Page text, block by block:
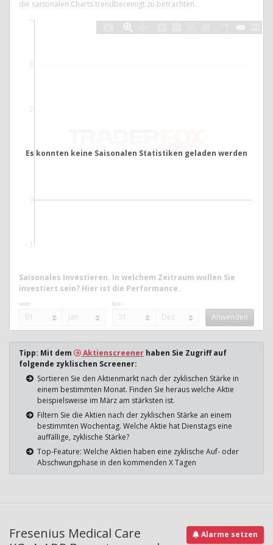
die saisonalen Charts trendbereinigt zu betrachten.
−1
0
1
2
3
4
Saisonales Investieren. In welchem Zeitraum wollen Sie
investiert sein? Hier ist die Performance.
von: bis:
Es konnten keine Saisonalen Statistiken geladen werden
Tipp: Mit dem Aktienscreener haben Sie Zugriff auf
folgende zyklischen Screener:
Sortieren Sie den Aktienmarkt nach der zyklischen Stärke in
einem bestimmten Monat. Finden Sie heraus welche Aktie
beispielsweise im März am stärksten ist.
Filtern Sie die Aktien nach der zyklischen Stärke an einem
bestimmten Wochentag. Welche Aktie hat Dienstags eine
auffällige, zyklische Stärke?
Top-Feature: Welche Aktien haben eine zyklische Auf- oder
Abschwungphase in den kommenden X Tagen
Fresenius Medical Care
Alarme setzen